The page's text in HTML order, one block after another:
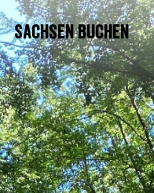
Sachsen buchen